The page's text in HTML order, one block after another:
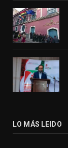
LO MÁS LEIDO